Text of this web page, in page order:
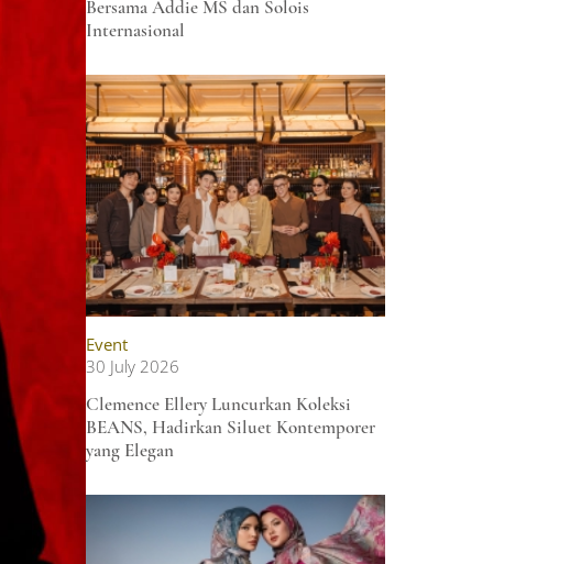
Bersama Addie MS dan Solois
Internasional
Event
30 July 2026
Clemence Ellery Luncurkan Koleksi
BEANS, Hadirkan Siluet Kontemporer
yang Elegan